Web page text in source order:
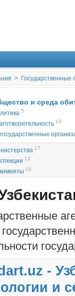
> Государственные
и среда
5
13
17
13
10
-
и